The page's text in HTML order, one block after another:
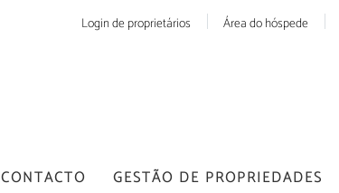
Área do hóspede
Login de proprietários
CONTACTO GESTÃO DE PROPRIEDADES